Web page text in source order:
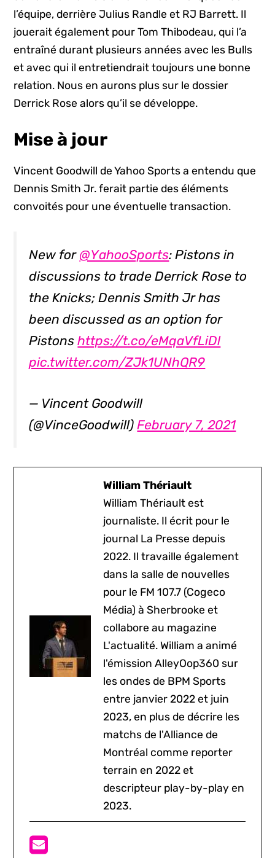
l’équipe, derrière Julius Randle et RJ Barrett. Il
jouerait également pour Tom Thibodeau, qui l’a
entraîné durant plusieurs années avec les Bulls
et avec qui il entretiendrait toujours une bonne
relation. Nous en aurons plus sur le dossier
Derrick Rose alors qu’il se développe.
Mise à jour
Vincent Goodwill de Yahoo Sports a entendu que
Dennis Smith Jr. ferait partie des éléments
convoités pour une éventuelle transaction.
New for @YahooSports: Pistons in
discussions to trade Derrick Rose to
the Knicks; Dennis Smith Jr has
been discussed as an option for
Pistonshttps://t.co/eMqaVfLiDl
pic.twitter.com/ZJk1UNhQR9
— Vincent Goodwill
(@VinceGoodwill)February 7, 2021
William Thériault
William Thériault est
journaliste. Il écrit pour le
journal La Presse depuis
2022. Il travaille également
dans la salle de nouvelles
pour le FM 107.7 (Cogeco
Média) à Sherbrooke et
collabore au magazine
L'actualité. William a animé
l'émission AlleyOop360 sur
les ondes de BPM Sports
entre janvier 2022 et juin
2023, en plus de décrire les
matchs de l'Alliance de
Montréal comme reporter
terrain en 2022 et
descripteur play-by-play en
2023.